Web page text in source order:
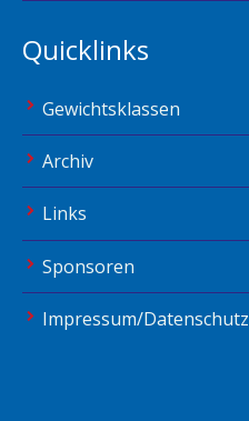
Quicklinks
Gewichtsklassen
Archiv
Links
Sponsoren
Impressum/Datenschutz